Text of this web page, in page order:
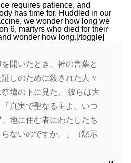
requires patience, and
has time for. Huddled in our
we wonder how long we
6, martyrs who died for their
wonder how long.[/toggle]
開いたとき、神の言葉と
しのために殺された人々
祭壇の下に見た。彼らは大
真実で聖なる主よ、いつ
地に住む者にわたしたち
ないのですか。」（黙示